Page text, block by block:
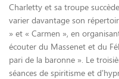
Charletty et sa troupe
varier davantage son
» et « Carmen », en
écouter du Massenet et du
pari de la baronne ». Le
séances de spiritisme et